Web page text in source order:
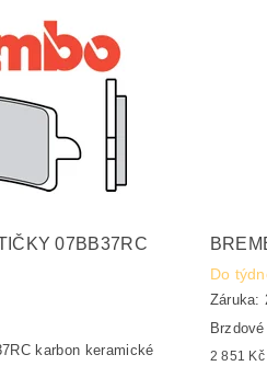
07BB37RC
karbon keramické
Do
Záruka: